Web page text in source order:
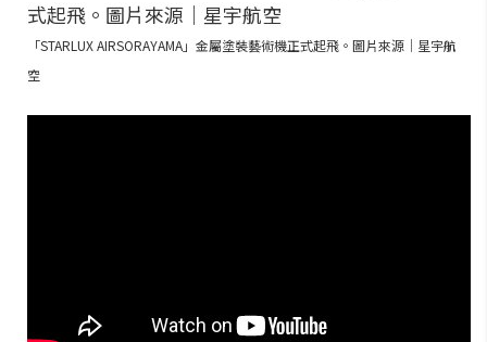
「STARLUX AIRSORAYAMA」金屬塗裝藝術機正式起飛。圖片來源｜星宇航
空